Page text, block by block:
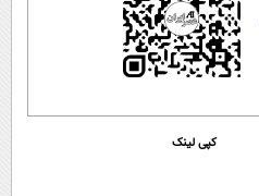
کپی لینک